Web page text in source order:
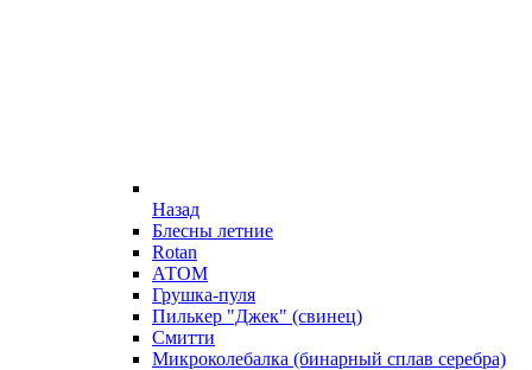
Назад
Блесны летние
Rotan
АТОМ
Грушка-пуля
Пилькер "Джек" (свинец)
Смитти
Микроколебалка (бинарный сплав серебра)